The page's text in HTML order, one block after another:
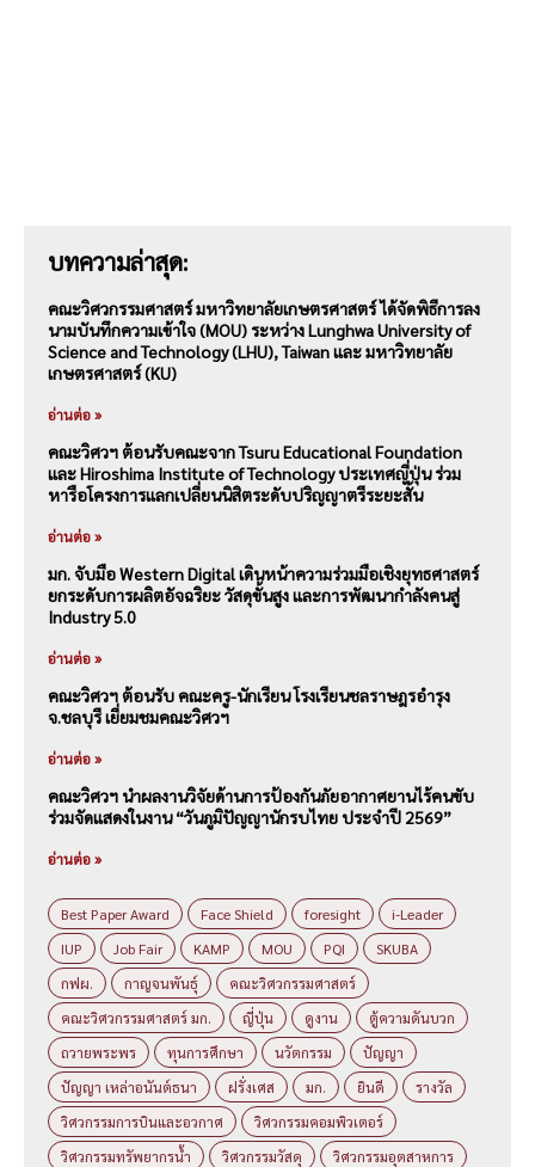
บทความล่าสุด:
คณะวิศวกรรมศาสตร์ มหาวิทยาลัยเกษตรศาสตร์ ได้จัดพิธีการลง
นามบันทึกความเข้าใจ (MOU) ระหว่าง Lunghwa University of
Science and Technology (LHU), Taiwan และ มหาวิทยาลัย
เกษตรศาสตร์ (KU)
อ่านต่อ »
คณะวิศวฯ ต้อนรับคณะจาก Tsuru Educational Foundation
และ Hiroshima Institute of Technology ประเทศญี่ปุ่น ร่วม
หารือโครงการแลกเปลี่ยนนิสิตระดับปริญญาตรีระยะสั้น
อ่านต่อ »
มก. จับมือ Western Digital เดินหน้าความร่วมมือเชิงยุทธศาสตร์
ยกระดับการผลิตอัจฉริยะ วัสดุขั้นสูง และการพัฒนากำลังคนสู่
Industry 5.0
อ่านต่อ »
คณะวิศวฯ ต้อนรับ คณะครู-นักเรียน โรงเรียนชลราษฎรอำรุง
จ.ชลบุรี เยี่ยมชมคณะวิศวฯ
อ่านต่อ »
คณะวิศวฯ นำผลงานวิจัยด้านการป้องกันภัยอากาศยานไร้คนขับ
ร่วมจัดแสดงในงาน “วันภูมิปัญญานักรบไทย ประจำปี 2569”
อ่านต่อ »
Best Paper Award Face Shield foresight
i-Leader
IUP
Job Fair KAMP MOU PQI
SKUBA
กฟผ.
กาญจนพันธุ์
คณะวิศวกรรมศาสตร์
คณะวิศวกรรมศาสตร์ มก.
ญี่ปุ่น ดูงาน
ตู้ความดันบวก
ถวายพระพร
ทุนการศึกษา นวัตกรรม
ปัญญา
ปัญญา เหล่าอนันต์ธนา
ฝรั่งเศส มก. ยินดี
รางวัล
วิศวกรรมการบินและอวกาศ
วิศวกรรมคอมพิวเตอร์
วิศวกรรมทรัพยากรน้ำ
วิศวกรรมวัสดุ
วิศวกรรมอุตสาหการ